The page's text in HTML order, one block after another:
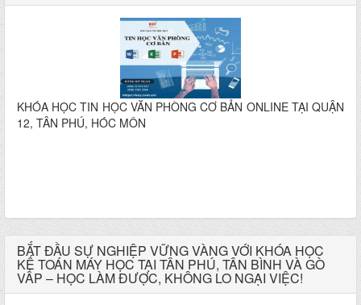
KHÓA HỌC TIN HỌC VĂN PHÒNG CƠ BẢN ONLINE TẠI QUẬN
12, TÂN PHÚ, HÓC MÔN
BẮT ĐẦU SỰ NGHIỆP VỮNG VÀNG VỚI KHÓA HỌC
KẾ TOÁN MÁY HỌC TẠI TÂN PHÚ, TÂN BÌNH VÀ GÒ
VẤP – HỌC LÀM ĐƯỢC, KHÔNG LO NGẠI VIỆC!